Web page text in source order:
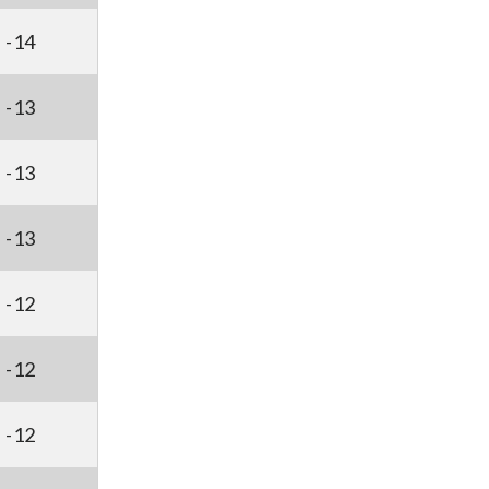
-14
-13
-13
-13
-12
-12
-12